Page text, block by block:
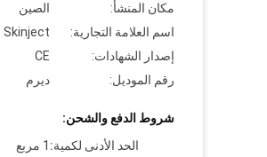
مكان المنشأ:
الصين
اسم العلامة التجارية:
Skinject
إصدار الشهادات:
CE
رقم الموديل:
ديرم
شروط الدفع والشحن:
الحد الأدنى لكمية: 1 مربع